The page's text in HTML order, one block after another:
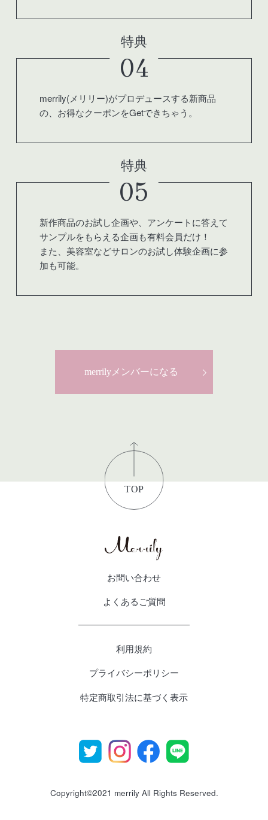
特典
04
merrily(メリリー)がプロデュースする新商品
の、お得なクーポンをGetできちゃう。
特典
05
新作商品のお試し企画や、アンケートに答えて
サンプルをもらえる企画も有料会員だけ！
また、美容室などサロンのお試し体験企画に参
加も可能。
merrilyメンバーになる
お問い合わせ
よくあるご質問
利用規約
プライバシーポリシー
特定商取引法に基づく表示
Copyright©2021 merrily All Rights Reserved.